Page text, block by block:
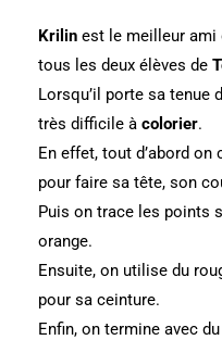
Krilin est le meilleur ami
tous les deux élèves de
Lorsqu’il porte sa tenue
très difficile à colorier.
En effet, tout d’abord
pour faire sa tête, son
Puis on trace les points
orange.
Ensuite, on utilise du
pour sa ceinture.
Enfin, on termine avec